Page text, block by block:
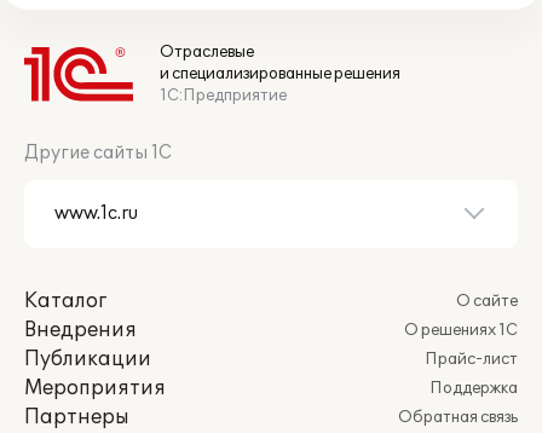
Отраслевые
и специализированные решения
1С:Предприятие
Другие сайты 1С
Каталог
Внедрения
Публикации
Мероприятия
Партнеры
О сайте
О решениях 1С
Прайс-лист
Поддержка
Обратная связь